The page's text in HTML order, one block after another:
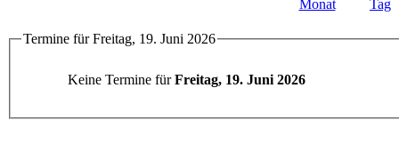
Termine für Freitag, 19. Juni 2026
Keine Termine fürFreitag, 19. Juni 2026